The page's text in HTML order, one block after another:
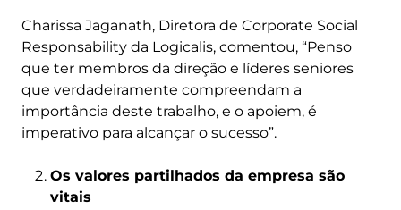
Charissa Jaganath, Diretora de Corporate Social
Responsability da Logicalis, comentou, “Penso
que ter membros da direção e líderes seniores
que verdadeiramente compreendam a
importância deste trabalho, e o apoiem, é
imperativo para alcançar o sucesso”.
Os valores partilhados da empresa são
vitais